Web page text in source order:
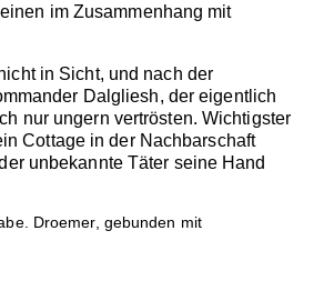
im Zusammenhang mit
in Sicht, und nach der
Dalgliesh, der eigentlich
nur ungern vertrösten. Wichtigster
Cottage in der Nachbarschaft
unbekannte Täter seine Hand
Droemer, gebunden mit